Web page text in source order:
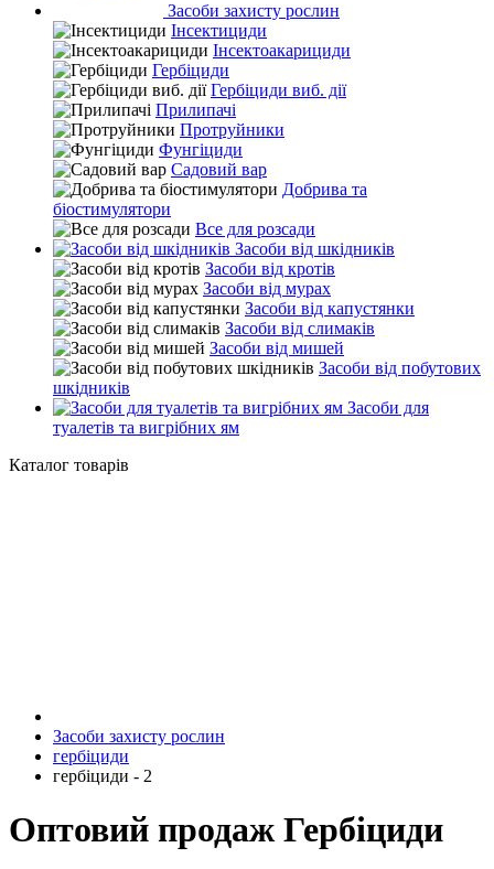
Засоби захисту рослин
Інсектициди
Інсектоакарициди
Гербіциди
Гербіциди виб. дії
Прилипачі
Протруйники
Фунгіциди
Садовий вар
Добрива та
біостимулятори
Все для розсади
Засоби від шкідників
Засоби від кротів
Засоби від мурах
Засоби від капустянки
Засоби від слимаків
Засоби від мишей
Засоби від побутових
шкідників
Засоби для
туалетів та вигрібних ям
Каталог товарів
Засоби захисту рослин
гербіциди
гербіциди - 2
Оптовий продаж Гербіциди